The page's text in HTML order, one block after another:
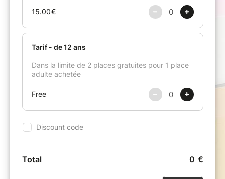
BACH - BUSONI
Prélude et fugue BWV 532
RAVEL
Alborada del gracioso
Six Moments musicaux